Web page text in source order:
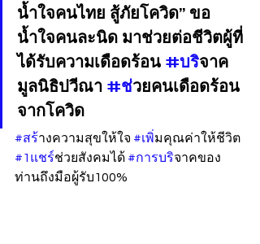
น้ำใจคนไทย สู้ภัยโควิด” ขอ
น้ำใจคนละนิด มาช่วยต่อชีวิตผู้ที่
ได้รับความเดือดร้อน #บริจาค
มูลนิธิปวีณา #ช่วยคนเดือดร้อน
จากโควิด
#สร้างความสุขให้ใจ #เพิ่มคุณค่าให้ชีวิต
#1แชร์ช่วยสังคมได้ #การบริจาคของ
ท่านถึงมือผู้รับ100%